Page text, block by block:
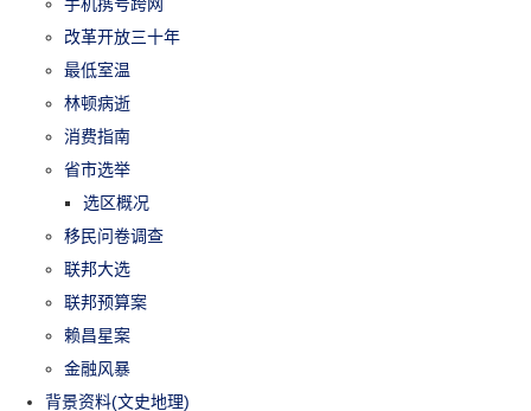
改革开放三十年
最低室温
林顿病逝
消费指南
省市选举
选区概况
移民问卷调查
联邦大选
联邦预算案
赖昌星案
金融风暴
背景资料(文史地理)